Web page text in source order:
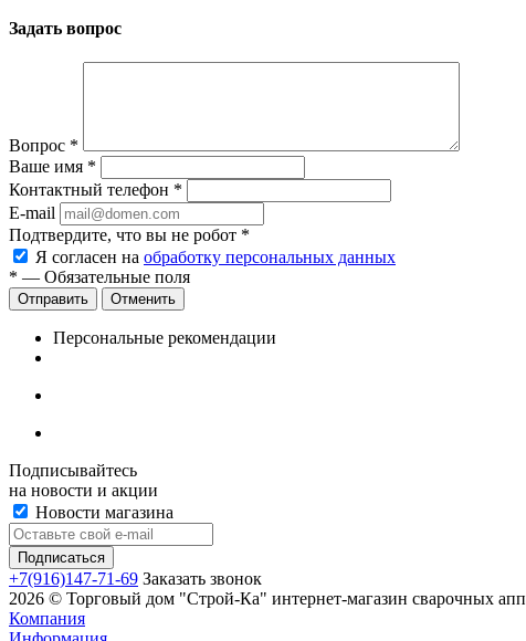
Задать вопрос
Вопрос *
Ваше имя *
Контактный телефон *
E-mail
Подтвердите, что вы не робот *
Я согласен на обработку персональных данных
* — Обязательные поля
Отменить
Персональные рекомендации
Подписывайтесь
на новости и акции
Новости магазина
+7(916)147-71-69 Заказать звонок
2026 © Торговый дом "Строй-Ка" интернет-магазин сварочных
Компания